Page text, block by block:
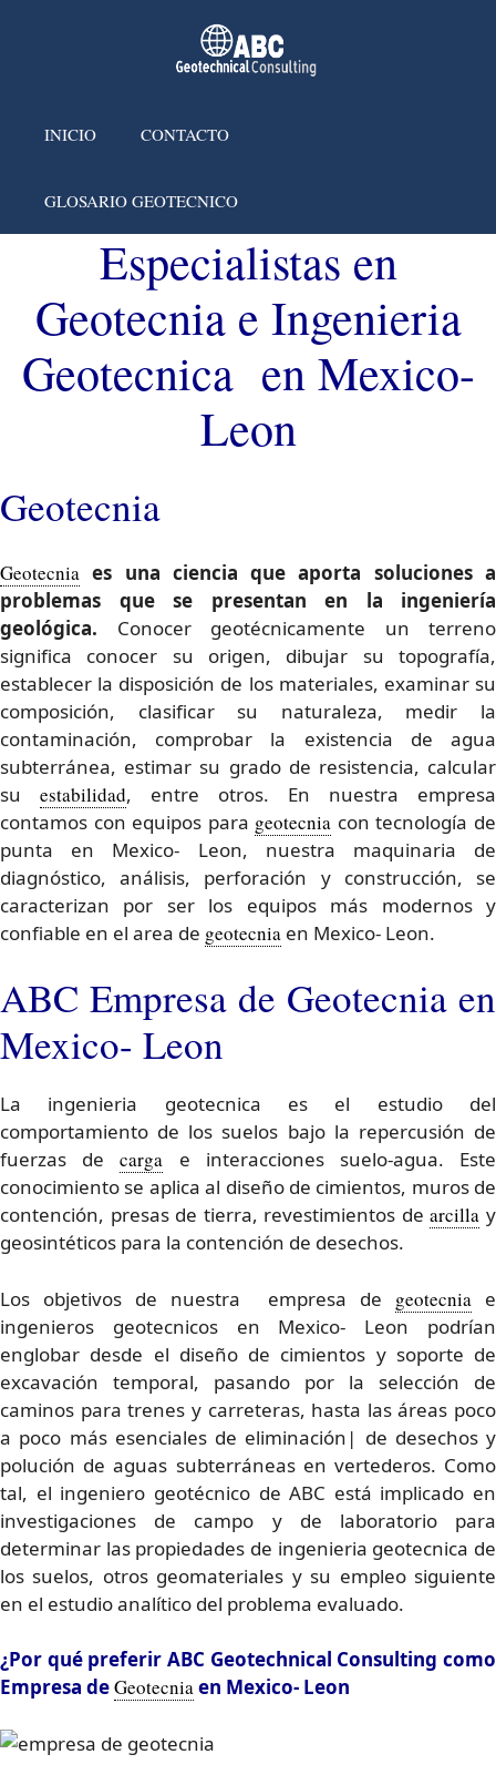
INICIO CONTACTO
GLOSARIO GEOTECNICO
Especialistas en
Geotecnia e Ingenieria
Geotecnica en Mexico-
Leon
Geotecnia
Geotecnia es una ciencia que aporta soluciones a
problemas que se presentan en la ingeniería
geológica. Conocer geotécnicamente un terreno
significa conocer su origen, dibujar su topografía,
establecer la disposición de los materiales, examinar su
composición, clasificar su naturaleza, medir la
contaminación, comprobar la existencia de agua
subterránea, estimar su grado de resistencia, calcular
su estabilidad, entre otros. En nuestra empresa
contamos con equipos para geotecnia con tecnología de
punta en Mexico- Leon, nuestra maquinaria de
diagnóstico, análisis, perforación y construcción, se
caracterizan por ser los equipos más modernos y
confiable en el area de geotecnia en Mexico- Leon.
ABC Empresa de Geotecnia en
Mexico- Leon
La ingenieria geotecnica es el estudio del
comportamiento de los suelos bajo la repercusión de
fuerzas decarga e interacciones suelo-agua. Este
conocimiento se aplica al diseño de cimientos, muros de
contención, presas de tierra, revestimientos dearcilla y
geosintéticos para la contención de desechos.
Los objetivos de nuestra empresa de geotecnia e
ingenieros geotecnicos en Mexico- Leon podrían
englobar desde el diseño de cimientos y soporte de
excavación temporal, pasando por la selección de
caminos para trenes y carreteras, hasta las áreas poco
a poco más esenciales de eliminación| de desechos y
polución de aguas subterráneas en vertederos. Como
tal, el ingeniero geotécnico de ABC está implicado en
investigaciones de campo y de laboratorio para
determinar las propiedades de ingenieria geotecnica de
los suelos, otros geomateriales y su empleo siguiente
en el estudio analítico del problema evaluado.
¿Por qué preferir ABC Geotechnical Consulting como
Empresa deGeotecniaen Mexico- Leon